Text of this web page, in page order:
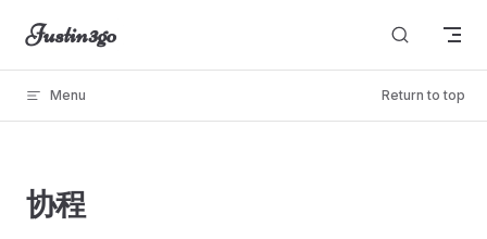
Skip to content
Justin3go
Menu Return to top
协程